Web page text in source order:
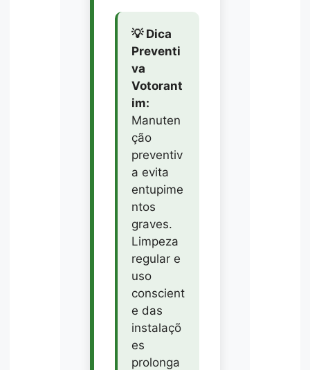
💡 Dica
Preventi
va
Votorant
im:
Manuten
ção
preventiv
a evita
entupime
ntos
graves.
Limpeza
regular e
uso
conscient
e das
instalaçõ
es
prolonga